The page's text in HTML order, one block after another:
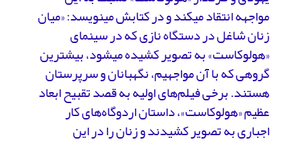
مواجهه انتقاد می­کند و در کتابش می­نویسد: «میان
زنان شاغل در دستگاه نازی که در سینمای
«هولوکاست» به تصویر کشیده می­شود، بیشترین
گروهی که با آن مواجهیم، نگهبانان و سرپرستان
هستند. برخی فیلم‌های اولیه به قصد تقبیح ابعاد
عظیم «هولوکاست»، داستان اردوگاه‌های کار
اجباری به تصویر کشیدند و زنان را در این